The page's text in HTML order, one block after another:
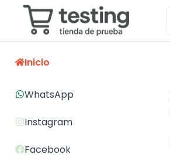
Inicio
WhatsApp
Instagram
Facebook